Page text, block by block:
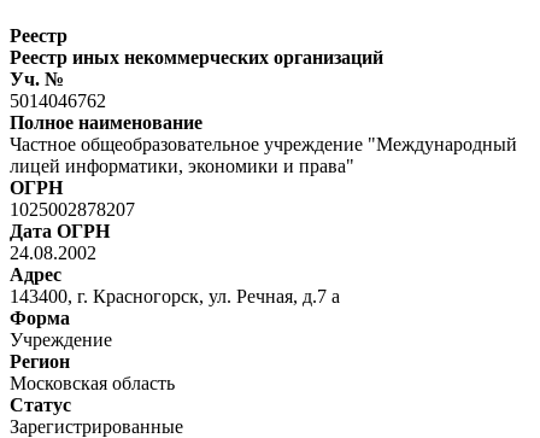
Реестр
Реестр иных некоммерческих организаций
Уч. №
5014046762
Полное наименование
Частное общеобразовательное учреждение "Международный
лицей информатики, экономики и права"
ОГРН
1025002878207
Дата ОГРН
24.08.2002
Адрес
143400, г. Красногорск, ул. Речная, д.7 а
Форма
Учреждение
Регион
Московская область
Статус
Зарегистрированные